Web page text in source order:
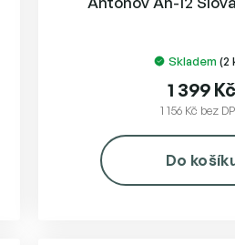
Skladem(2
1 156 Kč bez
1 399 Kč
Do